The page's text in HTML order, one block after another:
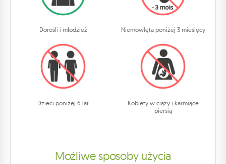
Dorośli i młodzież Niemowlęta poniżej 3 miesięcy
Dzieci poniżej 6 lat
Kobiety w ciąży i karmiące
piersią
Możliwe sposoby użycia